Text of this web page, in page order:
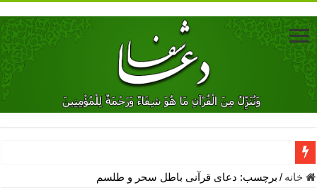
دعای جلب محبت فوری معشوق – دعای جلب محبت شوهر
خانه / برچسب: دعای قرآنی باطل سحر و طلسم